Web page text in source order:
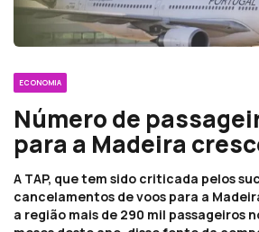
ECONOMIA
Número de
para a Madeira
A TAP, que tem sido criticada pelos
cancelamentos de voos para a
a região mais de 290 mil passageiros